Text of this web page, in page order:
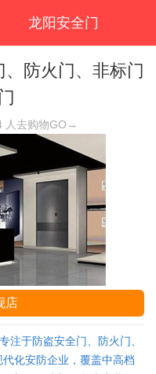
龙阳安全门
防火门、非标门
人去购物GO→
店
注于防盗安全门、防火门、
化安防企业，覆盖中高档